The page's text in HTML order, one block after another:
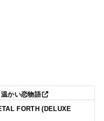
かい恋物語
FORTH (DELUXE